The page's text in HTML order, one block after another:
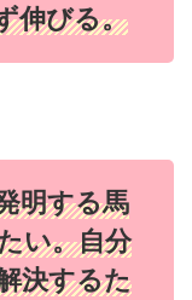
伸びる。
明する馬
い。自分
決するた